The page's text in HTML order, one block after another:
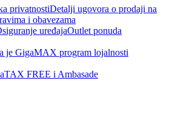
privatnostiDetalji ugovora o prodaji na
i obavezama
uređajaOutlet ponuda
je GigaMAX program lojalnosti
TAX FREE i Ambasade